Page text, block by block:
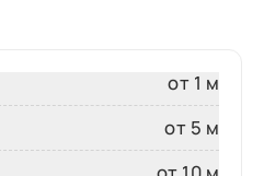
от 1 м
от 5 м